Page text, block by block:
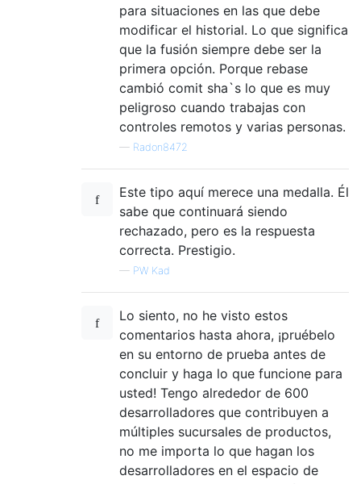
para situaciones en las que debe
modificar el historial. Lo que significa
que la fusión siempre debe ser la
primera opción. Porque rebase
cambió comit sha`s lo que es muy
peligroso cuando trabajas con
controles remotos y varias personas.
— Radon8472
Este tipo aquí merece una medalla. Él
sabe que continuará siendo
rechazado, pero es la respuesta
correcta. Prestigio.
— PW Kad
Lo siento, no he visto estos
comentarios hasta ahora, ¡pruébelo
en su entorno de prueba antes de
concluir y haga lo que funcione para
usted! Tengo alrededor de 600
desarrolladores que contribuyen a
múltiples sucursales de productos,
no me importa lo que hagan los
desarrolladores en el espacio de